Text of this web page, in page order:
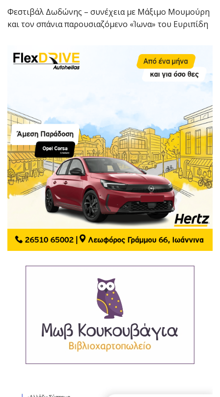
Φεστιβάλ Δωδώνης – συνέχεια με Μάξιμο Μουμούρη
και τον σπάνια παρουσιαζόμενο «Ίωνα» του Ευριπίδη